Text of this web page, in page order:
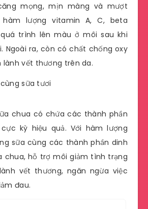
mọng, mịn màng và mượt
lượng vitamin A, C, beta
trình lên màu ở môi sau khi
Ngoài ra, còn có chất chống oxy
vết thương trên da.
sữa tươi
chua có chứa các thành phần
kỳ hiệu quả. Với hàm lượng
sữa cùng các thành phần dinh
chua, hỗ trợ môi giảm tình trạng
vết thương, ngăn ngừa việc
đau.